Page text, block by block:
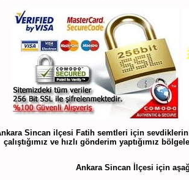
Sincan ilçesi Fatih semtleri için
çalıştığımız ve hızlı gönderim yaptığımız
Ankara Sincan İlçesi için